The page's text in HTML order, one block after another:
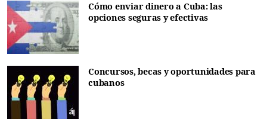
Cómo enviar dinero a Cuba: las
opciones seguras y efectivas
Concursos, becas y oportunidades para
cubanos